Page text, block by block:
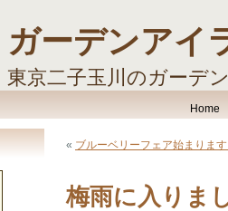
ガーデンアイ
東京二子玉川のガーデ
Home
« ブルーベリーフェア始まりま
梅雨に入りま